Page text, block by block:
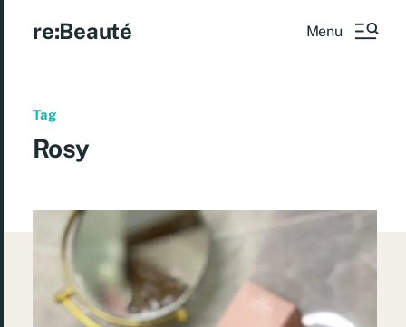
re:Beauté Menu
Tag
Rosy